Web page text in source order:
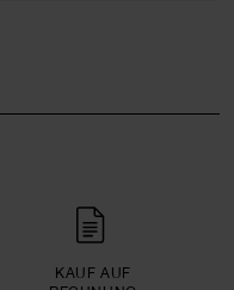
KAUF AUF